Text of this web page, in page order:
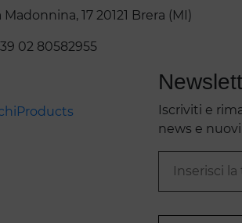
Madonnina, 17 20121 Brera (MI)
02 80582955
Iscriviti e
news e